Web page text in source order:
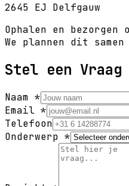
2645 EJ Delfgauw
Ophalen en bezorgen
We plannen dit
Stel een Vraag
Naam *
Email *
Telefoon
Onderwerp *